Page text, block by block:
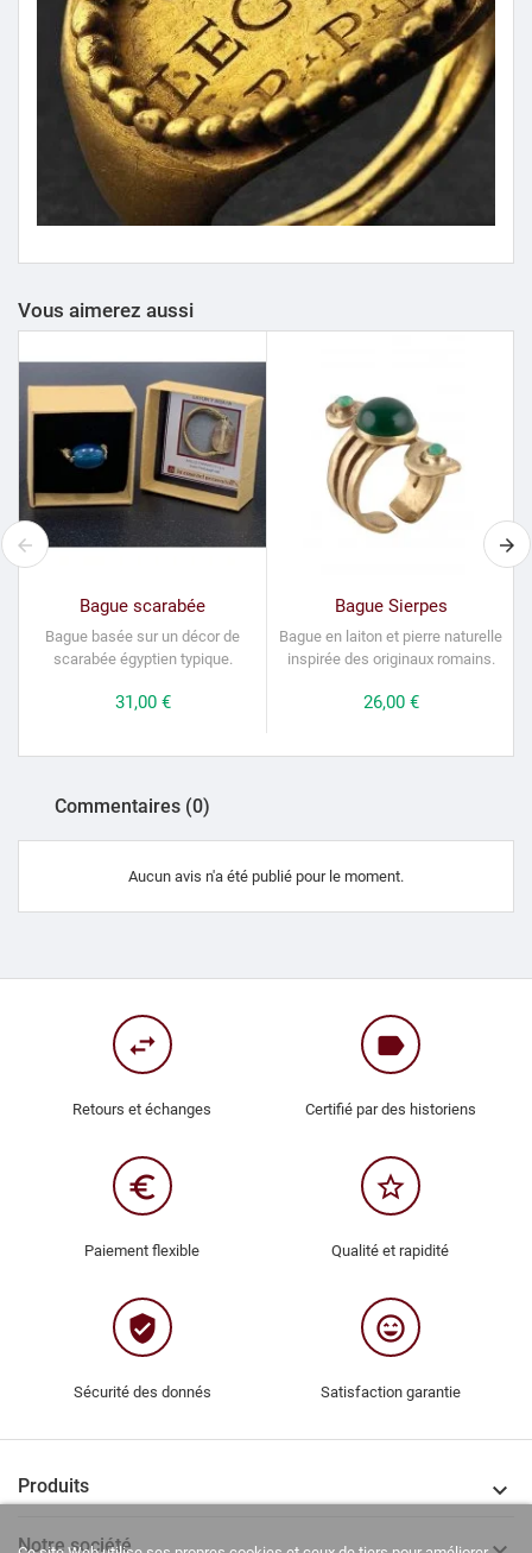
Vous aimerez aussi
Bague scarabée
Bague basée sur un décor de
scarabée égyptien typique.
Prix
31,00 €
Bague Sierpes
Bague en laiton et pierre naturelle
inspirée des originaux romains.
Prix
26,00 €
Commentaires (0)
Aucun avis n'a été publié pour le moment.
swap_horiz
Retours et échanges
label
Certifié par des historiens
euro_symbol
Paiement flexible
star_border
Qualité et rapidité
verified_user
Sécurité des donnés
sentiment_very_satisfied
Satisfaction garantie
Produits 
Notre société